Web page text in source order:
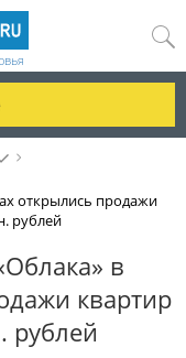
открылись продажи
рублей
в
квартир
рублей